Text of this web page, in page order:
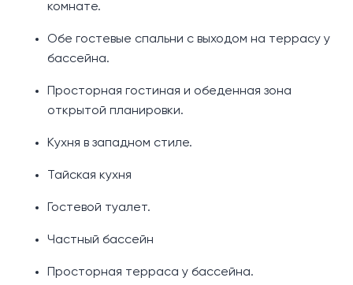
комнате.
Обе гостевые спальни с выходом на террасу у
бассейна.
Просторная гостиная и обеденная зона
открытой планировки.
Кухня в западном стиле.
Тайская кухня
Гостевой туалет.
Частный бассейн
Просторная терраса у бассейна.